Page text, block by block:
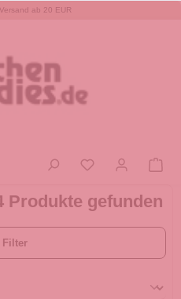
ab 20 EUR
Produkte gefunden
Filter